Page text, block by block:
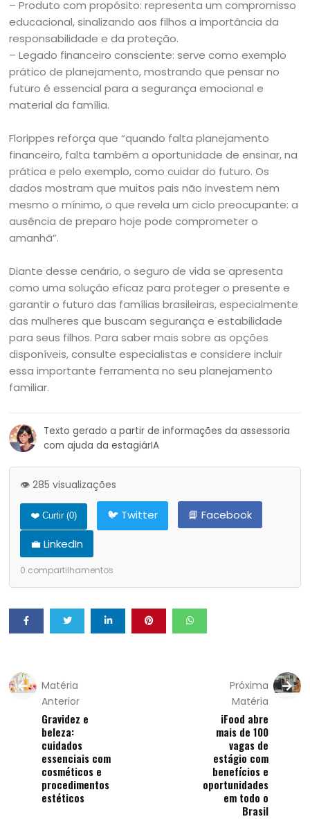
– Produto com propósito: representa um compromisso
educacional, sinalizando aos filhos a importância da
responsabilidade e da proteção.
– Legado financeiro consciente: serve como exemplo
prático de planejamento, mostrando que pensar no
futuro é essencial para a segurança emocional e
material da família.
Florippes reforça que “quando falta planejamento
financeiro, falta também a oportunidade de ensinar, na
prática e pelo exemplo, como cuidar do futuro. Os
dados mostram que muitos pais não investem nem
mesmo o mínimo, o que revela um ciclo preocupante: a
ausência de preparo hoje pode comprometer o
amanhã”.
Diante desse cenário, o seguro de vida se apresenta
como uma solução eficaz para proteger o presente e
garantir o futuro das famílias brasileiras, especialmente
das mulheres que buscam segurança e estabilidade
para seus filhos. Para saber mais sobre as opções
disponíveis, consulte especialistas e considere incluir
essa importante ferramenta no seu planejamento
familiar.
Texto gerado a partir de informações da assessoria
com ajuda da estagiárIA
👁️ 285 visualizações
❤️ Curtir (0) 🐦 Twitter
📘 Facebook
💼 LinkedIn
0 compartilhamentos
Matéria
Anterior
Gravidez e
beleza:
cuidados
essenciais com
cosméticos e
procedimentos
estéticos
Próxima
Matéria
iFood abre
mais de 100
vagas de
estágio com
benefícios e
oportunidades
em todo o
Brasil